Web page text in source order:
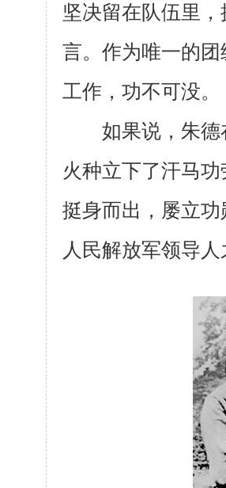
坚决留在队伍里
言。作为唯一的
工作，功不可没。
如果说，朱德
火种立下了汗马
挺身而出，屡立
人民解放军领导